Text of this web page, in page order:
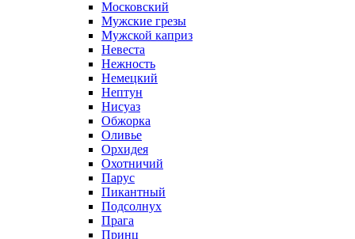
Московский
Мужские грезы
Мужской каприз
Невеста
Нежность
Немецкий
Нептун
Нисуаз
Обжорка
Оливье
Орхидея
Охотничий
Парус
Пикантный
Подсолнух
Прага
Принц